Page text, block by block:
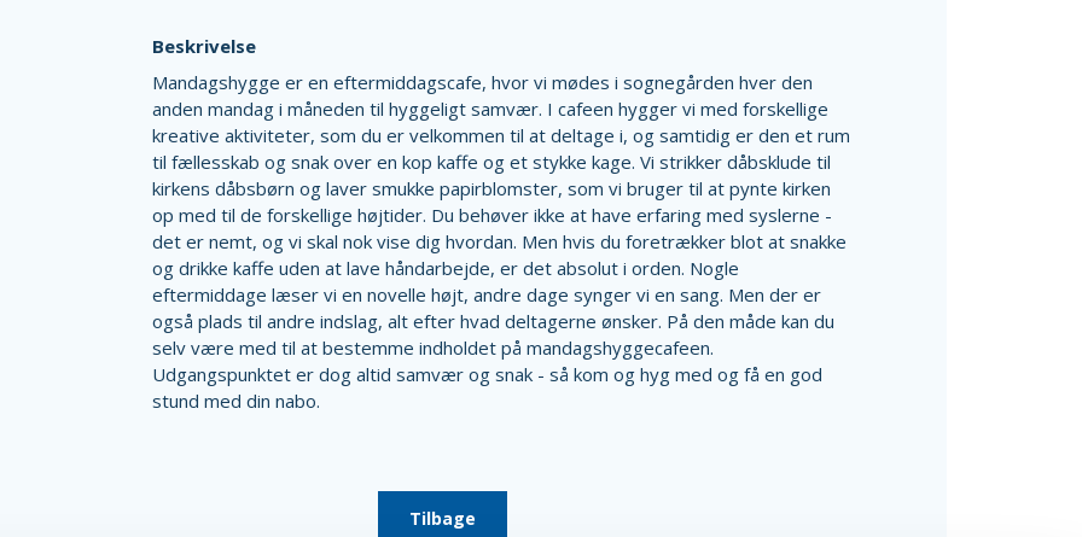
Beskrivelse
Mandagshygge er en eftermiddagscafe, hvor vi mødes i sognegården hver den
anden mandag i måneden til hyggeligt samvær. I cafeen hygger vi med forskellige
kreative aktiviteter, som du er velkommen til at deltage i, og samtidig er den et rum
til fællesskab og snak over en kop kaffe og et stykke kage. Vi strikker dåbsklude til
kirkens dåbsbørn og laver smukke papirblomster, som vi bruger til at pynte kirken
op med til de forskellige højtider. Du behøver ikke at have erfaring med syslerne -
det er nemt, og vi skal nok vise dig hvordan. Men hvis du foretrækker blot at snakke
og drikke kaffe uden at lave håndarbejde, er det absolut i orden. Nogle
eftermiddage læser vi en novelle højt, andre dage synger vi en sang. Men der er
også plads til andre indslag, alt efter hvad deltagerne ønsker. På den måde kan du
selv være med til at bestemme indholdet på mandagshyggecafeen.
Udgangspunktet er dog altid samvær og snak - så kom og hyg med og få en god
stund med din nabo.
Tilbage